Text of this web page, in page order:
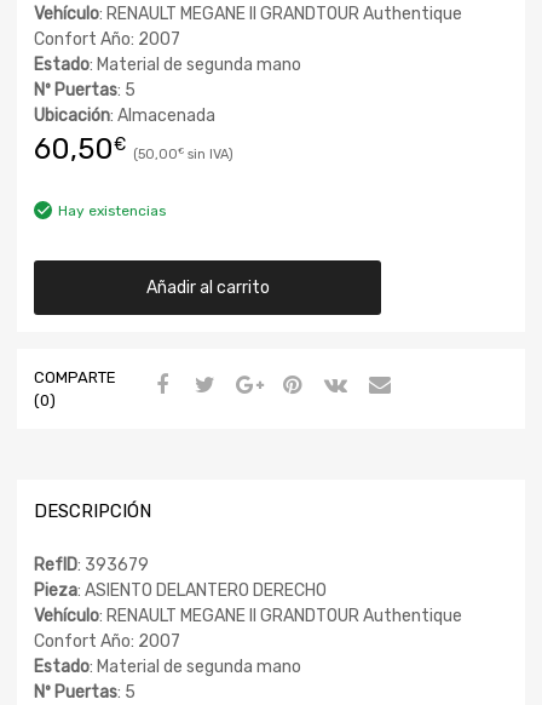
Vehículo: RENAULT MEGANE II GRANDTOUR Authentique
Confort Año: 2007
Estado: Material de segunda mano
Nº Puertas: 5
Ubicación: Almacenada
60,50€ 50,00€
Hay existencias
Añadir al carrito
COMPARTE
(0)
DESCRIPCIÓN
RefID: 393679
Pieza: ASIENTO DELANTERO DERECHO
Vehículo: RENAULT MEGANE II GRANDTOUR Authentique
Confort Año: 2007
Estado: Material de segunda mano
Nº Puertas: 5